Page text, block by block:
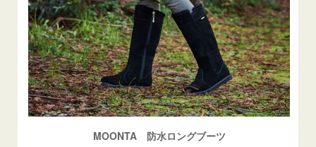
MOONTA 防水ロングブーツ